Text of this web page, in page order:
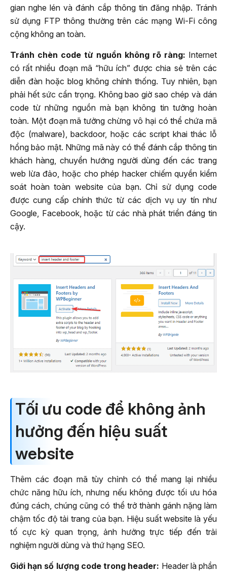
gian nghe lén và đánh cắp thông tin đăng nhập. Tránh
sử dụng FTP thông thường trên các mạng Wi-Fi công
cộng không an toàn.
Tránh chèn code từ nguồn không rõ ràng: Internet
có rất nhiều đoạn mã “hữu ích” được chia sẻ trên các
diễn đàn hoặc blog không chính thống. Tuy nhiên, bạn
phải hết sức cẩn trọng. Không bao giờ sao chép và dán
code từ những nguồn mà bạn không tin tưởng hoàn
toàn. Một đoạn mã tưởng chừng vô hại có thể chứa mã
độc (malware), backdoor, hoặc các script khai thác lỗ
hổng bảo mật. Những mã này có thể đánh cắp thông tin
khách hàng, chuyển hướng người dùng đến các trang
web lừa đảo, hoặc cho phép hacker chiếm quyền kiểm
soát hoàn toàn website của bạn. Chỉ sử dụng code
được cung cấp chính thức từ các dịch vụ uy tín như
Google, Facebook, hoặc từ các nhà phát triển đáng tin
cậy.
Tối ưu code để không ảnh
hưởng đến hiệu suất
website
Thêm các đoạn mã tùy chỉnh có thể mang lại nhiều
chức năng hữu ích, nhưng nếu không được tối ưu hóa
đúng cách, chúng cũng có thể trở thành gánh nặng làm
chậm tốc độ tải trang của bạn. Hiệu suất website là yếu
tố cực kỳ quan trọng, ảnh hưởng trực tiếp đến trải
nghiệm người dùng và thứ hạng SEO.
Giới hạn số lượng code trong header: Header là phần